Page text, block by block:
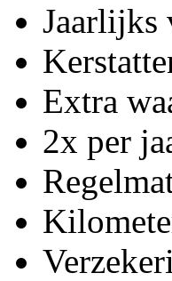
Jaarlijks
Extra
2x per